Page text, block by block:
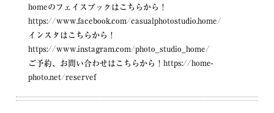
homeのフェイスブックはこちらから！
https://www.facebook.com/casualphotostudio.home/
インスタはこちらから！
https://www.instagram.com/photo_studio_home/
ご予約、お問い合わせはこちらから！https://home-
photo.net/reservef